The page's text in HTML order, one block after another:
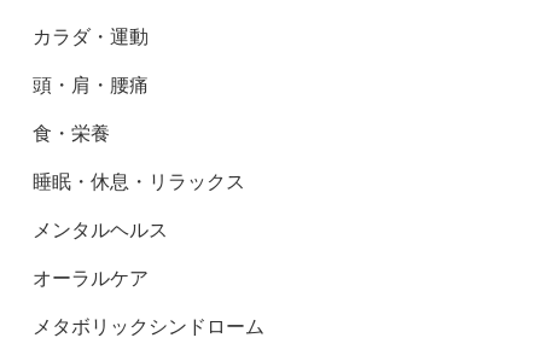
カラダ・運動
頭・肩・腰痛
食・栄養
睡眠・休息・リラックス
メンタルヘルス
オーラルケア
メタボリックシンドローム